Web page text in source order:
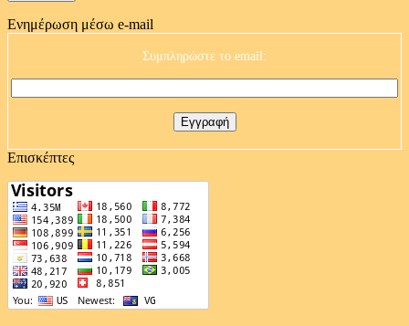
Ενημέρωση μέσω e-mail
Συμπληρώστε το email:
Επισκέπτες